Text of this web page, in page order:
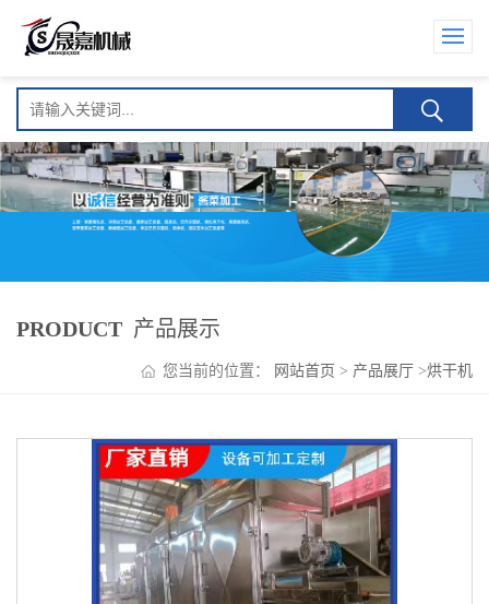
PRODUCT 产品展示
您当前的位置： 网站首页 > 产品展厅 >烘干机